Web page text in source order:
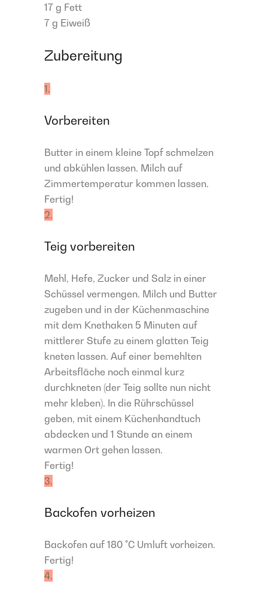
17 g Fett
7 g Eiweiß
Zubereitung
1.
Vorbereiten
Butter in einem kleine Topf schmelzen
und abkühlen lassen. Milch auf
Zimmertemperatur kommen lassen.
Fertig!
2.
Teig vorbereiten
Mehl, Hefe, Zucker und Salz in einer
Schüssel vermengen. Milch und Butter
zugeben und in der Küchenmaschine
mit dem Knethaken 5 Minuten auf
mittlerer Stufe zu einem glatten Teig
kneten lassen. Auf einer bemehlten
Arbeitsfläche noch einmal kurz
durchkneten (der Teig sollte nun nicht
mehr kleben). In die Rührschüssel
geben, mit einem Küchenhandtuch
abdecken und 1 Stunde an einem
warmen Ort gehen lassen.
Fertig!
3.
Backofen vorheizen
Backofen auf 180 °C Umluft vorheizen.
Fertig!
4.